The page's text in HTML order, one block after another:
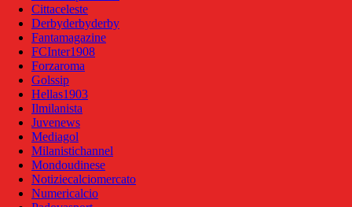
Cittaceleste
Derbyderbyderby
Fantamagazine
FCInter1908
Forzaroma
Golssip
Hellas1903
Ilmilanista
Juvenews
Mediagol
Milanistichannel
Mondoudinese
Notiziecalciomercato
Numericalcio